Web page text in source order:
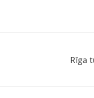
Rīga